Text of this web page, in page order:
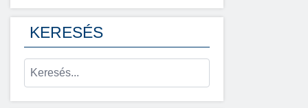
KERESÉS